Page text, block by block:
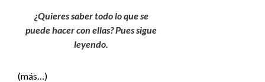
¿Quieres saber todo lo que se
puede hacer con ellas? Pues sigue
leyendo.
(más…)